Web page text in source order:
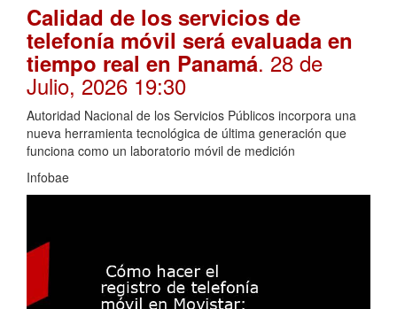
Calidad de los servicios de
telefonía móvil será evaluada en
tiempo real en Panamá. 28 de
Julio, 2026 19:30
Autoridad Nacional de los Servicios Públicos incorpora una
nueva herramienta tecnológica de última generación que
funciona como un laboratorio móvil de medición
Infobae